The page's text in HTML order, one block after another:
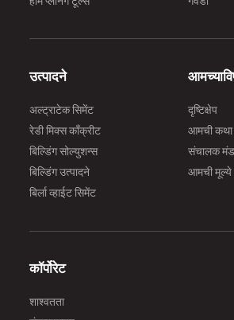
उत्पादने
अल्ट्राटेक सिमेंट
रेडी मिक्स काँक्रीट
बिल्डिंग सोल्युशन्स
बिल्डिंग उत्पादने
बिर्ला व्हाईट सिमेंट
दृष्टिक्षेप
आमची कथा
संचालक
आमची मूल्ये
कॉर्पोरेट
शाश्वतता